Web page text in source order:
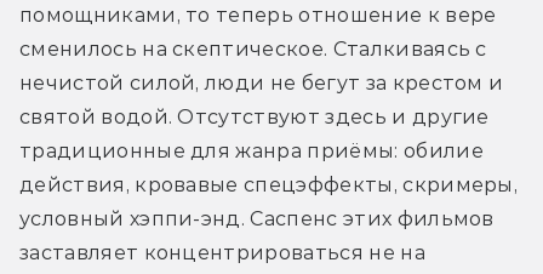
помощниками, то теперь отношение к вере
сменилось на скептическое. Сталкиваясь с
нечистой силой, люди не бегут за крестом и
святой водой. Отсутствуют здесь и другие
традиционные для жанра приёмы: обилие
действия, кровавые спецэффекты, скримеры,
условный хэппи-энд. Саспенс этих фильмов
заставляет концентрироваться не на